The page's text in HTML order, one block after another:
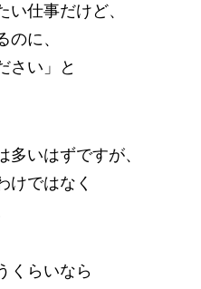
い仕事だけど、
のに、
さい」と
多いはずですが、
けではなく
くらいなら